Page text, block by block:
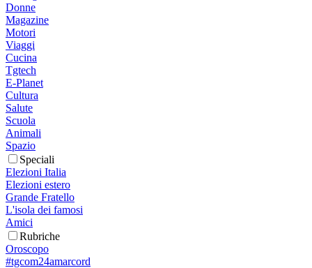
Donne
Magazine
Motori
Viaggi
Cucina
Tgtech
E-Planet
Cultura
Salute
Scuola
Animali
Spazio
Speciali
Elezioni Italia
Elezioni estero
Grande Fratello
L'isola dei famosi
Amici
Rubriche
Oroscopo
#tgcom24amarcord